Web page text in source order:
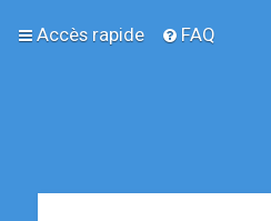
Accès rapide FAQ